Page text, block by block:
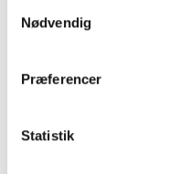
Nødvendig
Præferencer
Statistik
местные
Мы активно
управлением